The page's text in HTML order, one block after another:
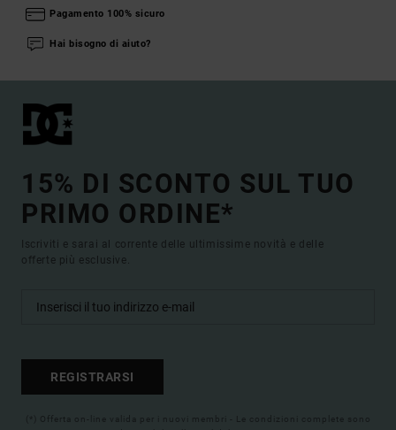
Pagamento 100% sicuro
Hai bisogno di aiuto?
15% DI SCONTO SUL TUO
PRIMO ORDINE*
Iscriviti e sarai al corrente delle ultimissime novità e delle
offerte più esclusive.
REGISTRARSI
(*) Offerta on-line valida per i nuovi membri - Le condizioni complete sono